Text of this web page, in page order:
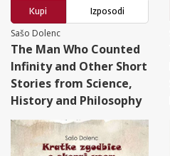
Kupi
Izposodi
Sašo Dolenc
The Man Who Counted
Infinity and Other Short
Stories from Science,
History and Philosophy